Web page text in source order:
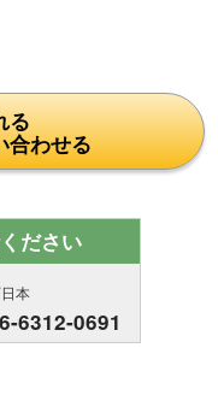
る
合わせる
ださい
本
6312-0691